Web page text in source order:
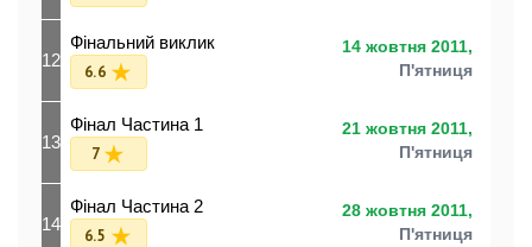
12
Фінальний виклик
6.6
14 жовтня 2011,
П'ятниця
13
Фінал Частина 1
7
21 жовтня 2011,
П'ятниця
14
Фінал Частина 2
6.5
28 жовтня 2011,
П'ятниця